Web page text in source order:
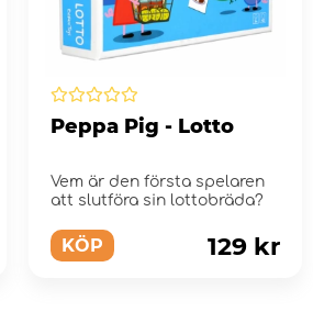
Peppa Pig - Lotto
Vem är den första spelaren
att slutföra sin lottobräda?
KÖP 129 kr